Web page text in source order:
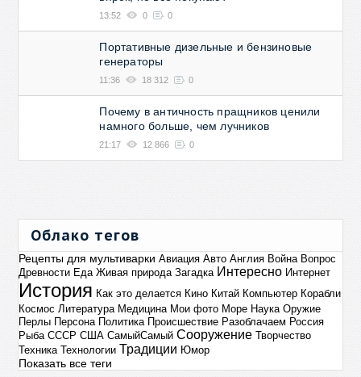
13:52 0 0
Портативные дизельные и бензиновые
генераторы
11:36 18 312 0
Почему в античность пращников ценили
намного больше, чем лучников
21:17 12 866 0
Облако тегов
Рецепты для мультиварки Авиация Авто Англия Война Вопрос
Древности Еда Живая природа Загадка Интересно Интернет
История Как это делается Кино Китай Компьютер Корабли
Космос Литература Медицина Мои фото Море Наука Оружие
Перлы Персона Политика Происшествие Разоблачаем Россия
Рыба СССР США СамыйСамый Сооружение Творчество
Техника Технологии Традиции Юмор
Показать все теги